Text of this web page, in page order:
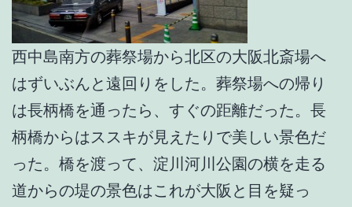
西中島南方の葬祭場から北区の大阪北斎場へ
はずいぶんと遠回りをした。葬祭場への帰り
は長柄橋を通ったら、すぐの距離だった。長
柄橋からはススキが見えたりで美しい景色だ
った。橋を渡って、淀川河川公園の横を走る
道からの堤の景色はこれが大阪と目を疑っ